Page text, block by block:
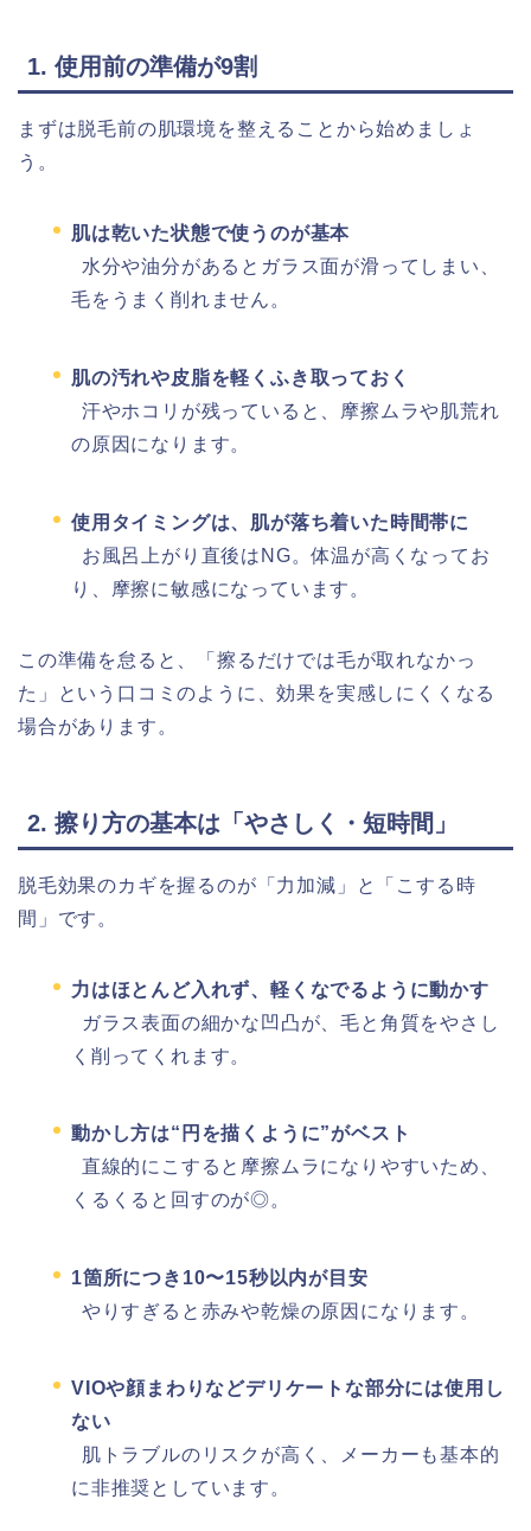
1. 使用前の準備が9割
まずは脱毛前の肌環境を整えることから始めましょ
う。
肌は乾いた状態で使うのが基本
水分や油分があるとガラス面が滑ってしまい、
毛をうまく削れません。
肌の汚れや皮脂を軽くふき取っておく
汗やホコリが残っていると、摩擦ムラや肌荒れ
の原因になります。
使用タイミングは、肌が落ち着いた時間帯に
お風呂上がり直後はNG。体温が高くなってお
り、摩擦に敏感になっています。
この準備を怠ると、「擦るだけでは毛が取れなかっ
た」という口コミのように、効果を実感しにくくなる
場合があります。
2. 擦り方の基本は「やさしく・短時間」
脱毛効果のカギを握るのが「力加減」と「こする時
間」です。
力はほとんど入れず、軽くなでるように動かす
ガラス表面の細かな凹凸が、毛と角質をやさし
く削ってくれます。
動かし方は“円を描くように”がベスト
直線的にこすると摩擦ムラになりやすいため、
くるくると回すのが◎。
1箇所につき10〜15秒以内が目安
やりすぎると赤みや乾燥の原因になります。
VIOや顔まわりなどデリケートな部分には使用し
ない
肌トラブルのリスクが高く、メーカーも基本的
に非推奨としています。